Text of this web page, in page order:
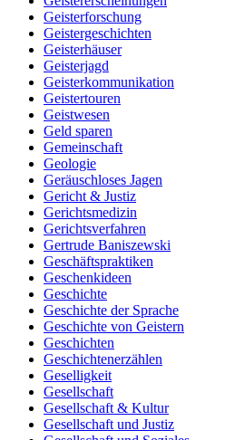
Geisterforschung
Geistergeschichten
Geisterhäuser
Geisterjagd
Geisterkommunikation
Geistertouren
Geistwesen
Geld sparen
Gemeinschaft
Geologie
Geräuschloses Jagen
Gericht & Justiz
Gerichtsmedizin
Gerichtsverfahren
Gertrude Baniszewski
Geschäftspraktiken
Geschenkideen
Geschichte
Geschichte der Sprache
Geschichte von Geistern
Geschichten
Geschichtenerzählen
Geselligkeit
Gesellschaft
Gesellschaft & Kultur
Gesellschaft und Justiz